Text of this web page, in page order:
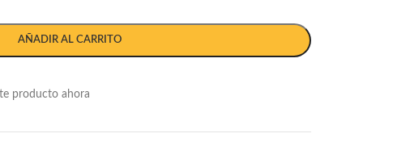
AÑADIR AL CARRITO
producto ahora